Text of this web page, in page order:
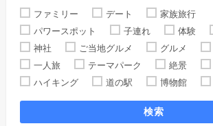
ファミリー デート
家族旅行
パワースポット
子連れ 体験
神社
ご当地グルメ グルメ
一人旅
テーマパーク 絶景
ハイキング
道の駅 博物館
検索